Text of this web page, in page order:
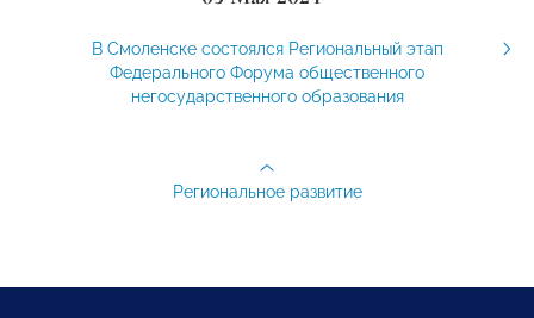
В Смоленске состоялся Региональный этап
Федерального Форума общественного
негосударственного образования
Региональное развитие